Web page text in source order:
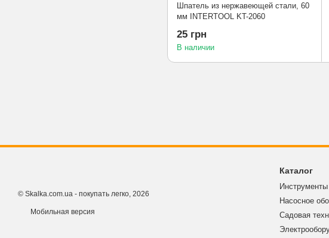
Шпатель из нержавеющей стали, 60
мм INTERTOOL KT-2060
25 грн
В наличии
© Skalka.com.ua - покупать легко, 2026
Мобильная версия
Каталог
Инструменты
Насосное
Садовая